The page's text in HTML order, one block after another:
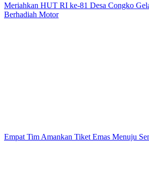
Meriahkan HUT RI ke-81 Desa Congko
Berhadiah Motor
Empat Tim Amankan Tiket Emas Menuju